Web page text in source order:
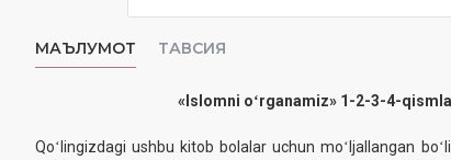
МАЪЛУМОТ ТАВСИЯ
«Islomni oʻrganamiz» 1-2-3-4-
Qoʻlingizdagi ushbu kitob bolalar uchun moʻljallangan